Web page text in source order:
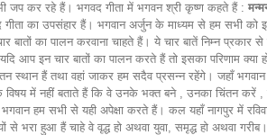
जप कर रहे हैं। भगवद गीता में भगवन श्री कृष्ण कहते हैं :
का उपसंहार हैं। भगवान अर्जुन के माध्यम से हम सभी को
का पालन करवाना चाहते हैं। ये चार बातें निम्न प्रकार से
यदि आप इन चार बातों का पालन करते हैं तो इसका परिणाम
स्थान हैं तथा वहां जाकर हम सदैव प्रसन्न रहेंगे। जहाँ
में नहीं बताते हैं कि वे उनके भक्त बने , उनका चिंतन करें
हम सभी से यही अपेक्षा करते हैं। कल यहाँ नागपुर में
हुआ हैं चाहे वे वृद्ध हो अथवा युवा, समृद्ध हो अथवा